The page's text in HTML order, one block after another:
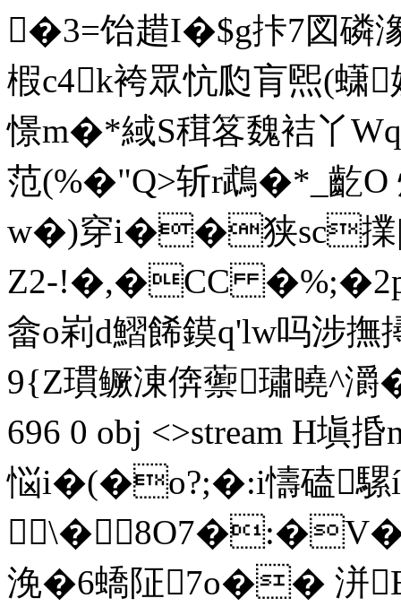
�3=饴趞I�$g拤7図磷
椵c4k袴眾忼瓝肓煕(
憬m�*緎S穁笿魏袺丫
范(%�"Q>斩r鵡�*_
w�)穿i��狭sc擈
Z2-!�,�CC �%;�2pf
畲o峲d鰼餙鏌q'lw吗涉
9{Z瑻鳜涷倴蘌璛曉^灂
696 0 obj <>stream H
悩i�(�o?;�:i懤磕
\�
浼�6蟜阷7o�� 洴B